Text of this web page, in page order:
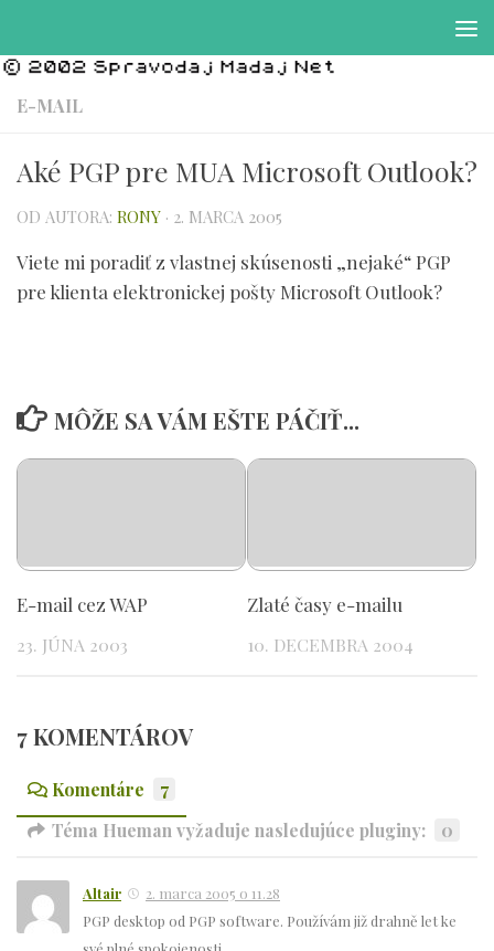
E-MAIL
Aké PGP pre MUA Microsoft Outlook?
OD AUTORA: RONY · 2. MARCA 2005
Viete mi poradiť z vlastnej skúsenosti „nejaké“ PGP
pre klienta elektronickej pošty Microsoft Outlook?
MÔŽE SA VÁM EŠTE PÁČIŤ...
E-mail cez WAP
23. JÚNA 2003
Zlaté časy e-mailu
10. DECEMBRA 2004
7 KOMENTÁROV
Komentáre
7
Téma Hueman vyžaduje nasledujúce pluginy:
0
Altair
2. marca 2005 o 11.28
PGP desktop od PGP software. Používám již drahně let ke